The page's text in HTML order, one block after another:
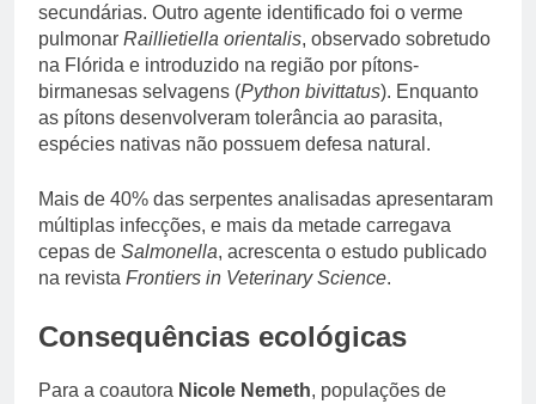
secundárias. Outro agente identificado foi o verme
pulmonar Raillietiella orientalis, observado sobretudo
na Flórida e introduzido na região por pítons-
birmanesas selvagens (Python bivittatus). Enquanto
as pítons desenvolveram tolerância ao parasita,
espécies nativas não possuem defesa natural.
Mais de 40% das serpentes analisadas apresentaram
múltiplas infecções, e mais da metade carregava
cepas de Salmonella, acrescenta o estudo publicado
na revista Frontiers in Veterinary Science.
Consequências ecológicas
Para a coautora Nicole Nemeth, populações de